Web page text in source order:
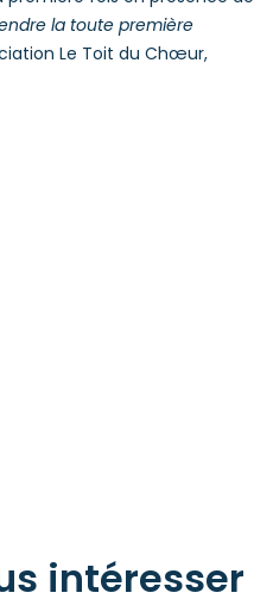
la toute première
Le Toit du Chœur,
intéresser